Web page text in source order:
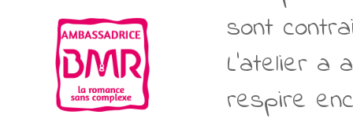
sont
L’atelier a
respire